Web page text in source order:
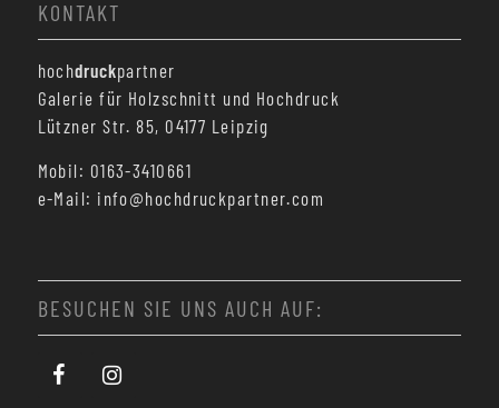
KONTAKT
hochdruckpartner
Galerie für Holzschnitt und Hochdruck
Lützner Str. 85, 04177 Leipzig
Mobil: 0163-3410661
e-Mail: info@hochdruckpartner.com
BESUCHEN SIE UNS AUCH AUF: